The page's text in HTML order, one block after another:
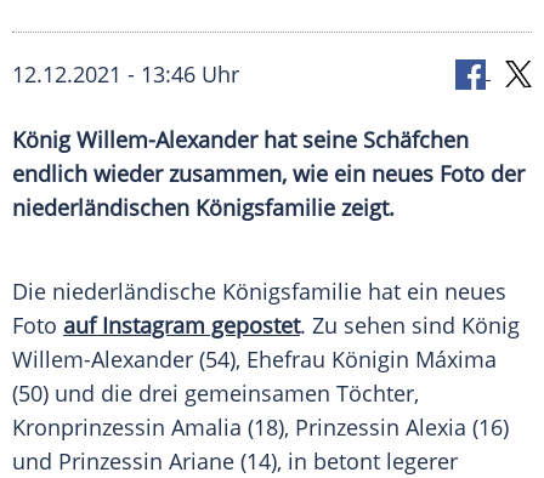
12.12.2021 - 13:46 Uhr
KönigWillem-Alexanderhat seine Schäfchen
endlich wieder zusammen, wie ein neues Foto der
niederländischen Königsfamilie zeigt.
Die niederländische Königsfamilie hat ein neues
Foto auf Instagram gepostet. Zu sehen sind König
Willem-Alexander (54), Ehefrau Königin Máxima
(50) und die drei gemeinsamen Töchter,
Kronprinzessin Amalia (18), Prinzessin Alexia (16)
und Prinzessin Ariane (14), in betont legerer